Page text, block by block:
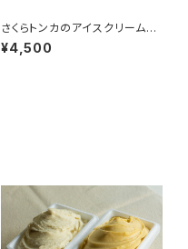
さくらトンカのアイスクリーム20
00ml <送料無料>
¥4,500